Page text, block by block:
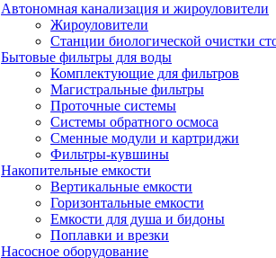
Автономная канализация и жироуловители
Жироуловители
Станции биологической очистки
Бытовые фильтры для воды
Комплектующие для фильтров
Магистральные фильтры
Проточные системы
Системы обратного осмоса
Сменные модули и картриджи
Фильтры-кувшины
Накопительные емкости
Вертикальные емкости
Горизонтальные емкости
Емкости для душа и бидоны
Поплавки и врезки
Насосное оборудование